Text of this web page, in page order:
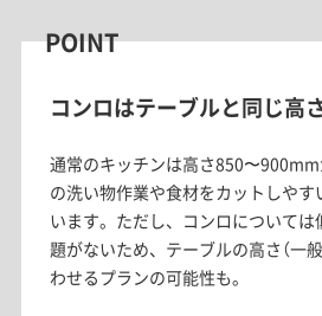
POINT
コンロはテーブルと同じ高
通常の​キッチンは​高さ850〜
の​洗い​物作業や​食材を​カットしや
います。ただし、​コンロに​ついて
題がな​いため、​テーブルの​高さ​（​一
わせる​プランの​可能性も。